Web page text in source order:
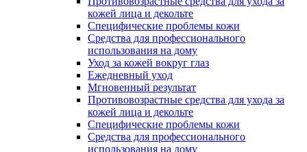
кожей лица и декольте
Специфические проблемы кожи
Средства для профессионального
использования на дому
Уход за кожей вокруг глаз
Ежедневный уход
Мгновенный результат
Противовозрастные средства для ухода за
кожей лица и декольте
Специфические проблемы кожи
Средства для профессионального
использования на дому